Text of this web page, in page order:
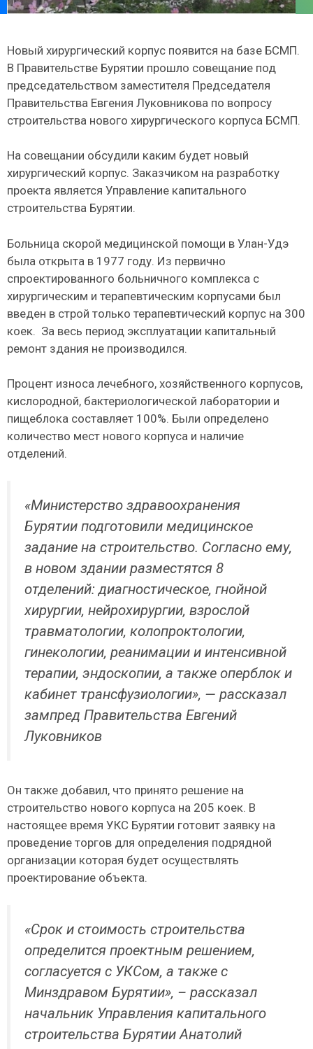
Новый хирургический корпус появится на базе БСМП.
В Правительстве Бурятии прошло совещание под
председательством заместителя Председателя
Правительства Евгения Луковникова по вопросу
строительства нового хирургического корпуса БСМП.
На совещании обсудили каким будет новый
хирургический корпус. Заказчиком на разработку
проекта является Управление капитального
строительства Бурятии.
Больница скорой медицинской помощи в Улан-Удэ
была открыта в 1977 году. Из первично
спроектированного больничного комплекса с
хирургическим и терапевтическим корпусами был
введен в строй только терапевтический корпус на 300
коек. За весь период эксплуатации капитальный
ремонт здания не производился.
Процент износа лечебного, хозяйственного корпусов,
кислородной, бактериологической лаборатории и
пищеблока составляет 100%. Были определено
количество мест нового корпуса и наличие
отделений.
«Министерство здравоохранения
Бурятии подготовили медицинское
задание на строительство. Согласно ему,
в новом здании разместятся 8
отделений: диагностическое, гнойной
хирургии, нейрохирургии, взрослой
травматологии, колопроктологии,
гинекологии, реанимации и интенсивной
терапии, эндоскопии, а также оперблок и
кабинет трансфузиологии», — рассказал
зампред Правительства Евгений
Луковников
Он также добавил, что принято решение на
строительство нового корпуса на 205 коек. В
настоящее время УКС Бурятии готовит заявку на
проведение торгов для определения подрядной
организации которая будет осуществлять
проектирование объекта.
«Срок и стоимость строительства
определится проектным решением,
согласуется с УКСом, а также с
Минздравом Бурятии», – рассказал
начальник Управления капитального
строительства Бурятии Анатолий